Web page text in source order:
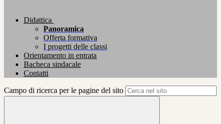
Didattica
Panoramica
Offerta formativa
I progetti delle classi
Orientamento in entrata
Bacheca sindacale
Contatti
Campo di ricerca per le pagine del sito